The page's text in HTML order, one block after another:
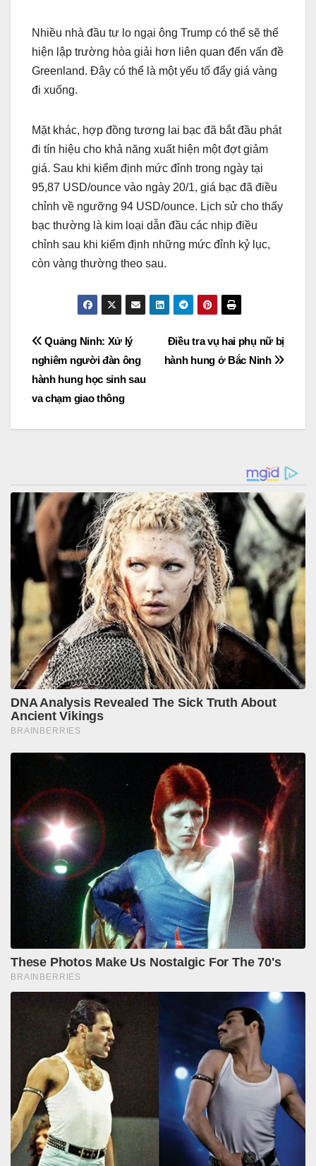
Nhiều nhà đầu tư lo ngại ông Trump có thể sẽ thể
hiện lập trường hòa giải hơn liên quan đến vấn đề
Greenland. Đây có thể là một yếu tố đẩy giá vàng
đi xuống.
Mặt khác, hợp đồng tương lai bạc đã bắt đầu phát
đi tín hiệu cho khả năng xuất hiện một đợt giảm
giá. Sau khi kiểm định mức đỉnh trong ngày tại
95,87 USD/ounce vào ngày 20/1, giá bạc đã điều
chỉnh về ngưỡng 94 USD/ounce. Lịch sử cho thấy
bạc thường là kim loại dẫn đầu các nhịp điều
chỉnh sau khi kiểm định những mức đỉnh kỷ lục,
còn vàng thường theo sau.
Post
navigation
Điều tra vụ hai phụ nữ bị
hành hung ở Bắc Ninh
Quảng Ninh: Xử lý
nghiêm người đàn ông
hành hung học sinh sau
va chạm giao thông